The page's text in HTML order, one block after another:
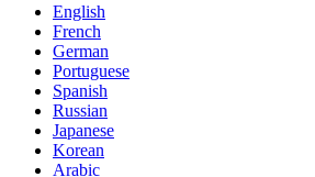
English
French
German
Portuguese
Spanish
Russian
Japanese
Korean
Arabic